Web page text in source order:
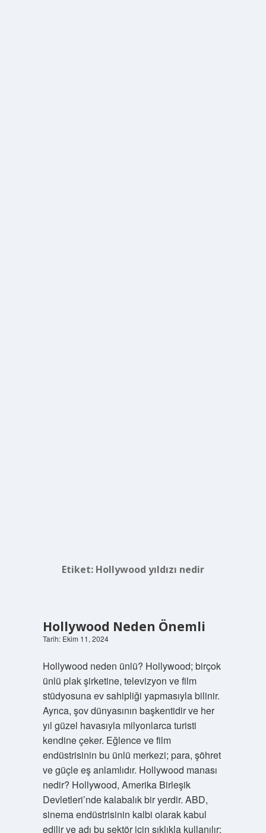
Etiket: Hollywood yıldızı nedir
Hollywood Neden Önemli
Tarih: Ekim 11, 2024
Hollywood neden ünlü? Hollywood; birçok
ünlü plak şirketine, televizyon ve film
stüdyosuna ev sahipliği yapmasıyla bilinir.
Ayrıca, şov dünyasının başkentidir ve her
yıl güzel havasıyla milyonlarca turisti
kendine çeker. Eğlence ve film
endüstrisinin bu ünlü merkezi; para, şöhret
ve güçle eş anlamlıdır. Hollywood manası
nedir? Hollywood, Amerika Birleşik
Devletleri’nde kalabalık bir yerdir. ABD,
sinema endüstrisinin kalbi olarak kabul
edilir ve adı bu sektör için sıklıkla kullanılır: